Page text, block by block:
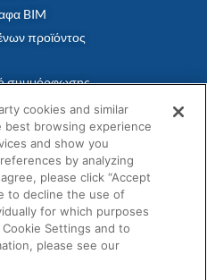
BIM
προϊόντος
συμμόρφωσης
τα cookies
ευθύνης
απορρήτου
Πώλησης
cookies and similar
browsing experience
and show you
by analyzing
please click “Accept
to decline the use of
for which purposes
Settings and to
please see our